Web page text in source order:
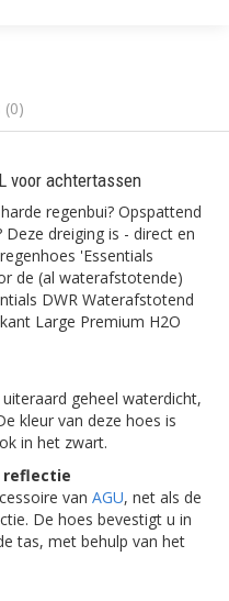
(0)
voor achtertassen
regenbui? Opspattend
dreiging is - direct en
'Essentials
de (al waterafstotende)
DWR Waterafstotend
Large Premium H2O
geheel waterdicht,
kleur van deze hoes is
in het zwart.
reflectie
van AGU, net als de
De hoes bevestigt u in
tas, met behulp van het